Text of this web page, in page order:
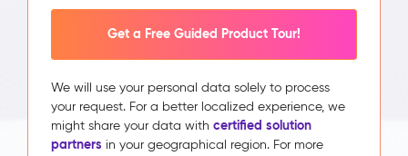
Get a Free Guided Product Tour!
We will use your personal data solely to process
your request. For a better localized experience, we
might share your data with certified solution
partners in your geographical region. For more